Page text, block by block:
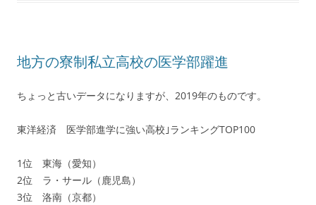
地方の寮制私立高校の医学部躍進
ちょっと古いデータになりますが、2019年のものです。
東洋経済 医学部進学に強い高校｣ランキングTOP100
1位 東海（愛知）
2位 ラ・サール（鹿児島）
3位 洛南（京都）